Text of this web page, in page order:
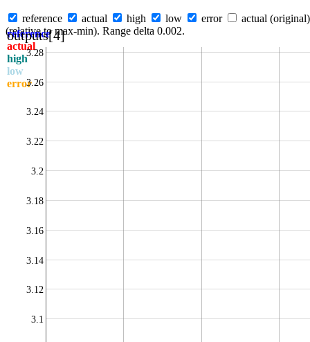
outputs[4]
reference
actual
high
low
error
3.1
3.12
3.14
3.16
3.18
3.2
3.22
3.24
3.26
3.28
reference actual high low error
actual (original)
(relative to max-min). Range delta 0.002.